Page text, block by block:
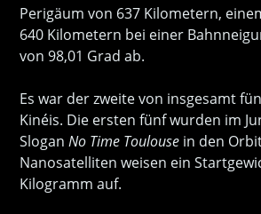
Perigäum von 637 Kilometern,
640 Kilometern bei einer
von 98,01 Grad ab.
Es war der zweite von insgesamt
Kinéis. Die ersten fünf wurden im
SloganNo Time Toulouse in den
Nanosatelliten weisen ein
Kilogramm auf.